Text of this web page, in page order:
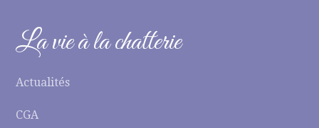
La vie à la chatterie
Actualités
CGA